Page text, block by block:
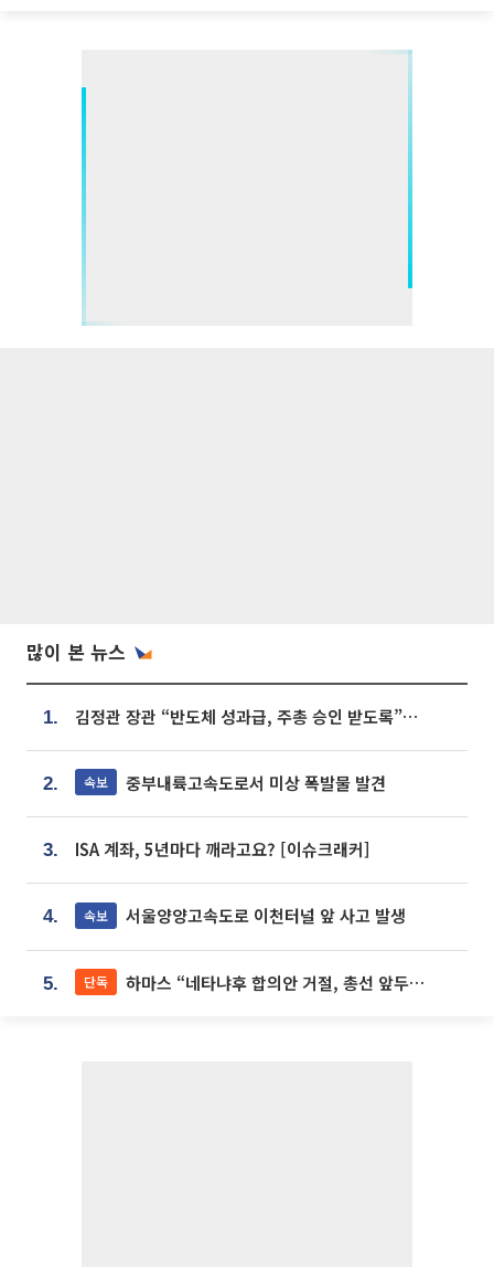
많이 본 뉴스
1. 김정관 장관 “반도체 성과급, 주총 승인 받도록”…상법·자본시장법 개정 시사
2. 속보 중부내륙고속도로서 미상 폭발물 발견
3. ISA 계좌, 5년마다 깨라고요? [이슈크래커]
4. 속보 서울양양고속도로 이천터널 앞 사고 발생
5. 단독 하마스 “네타냐후 합의안 거절, 총선 앞두고 시간 끌기”